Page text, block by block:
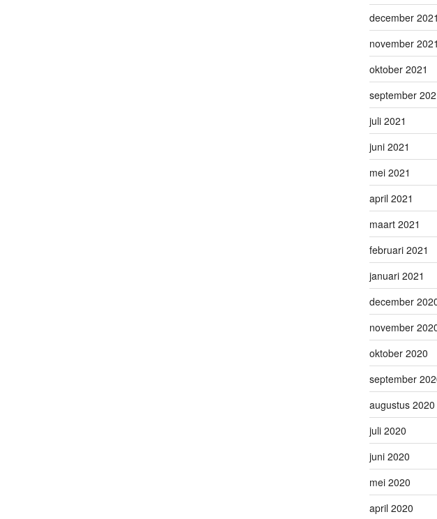
december 2021
november 2021
oktober 2021
september
juli 2021
juni 2021
mei 2021
april 2021
maart 2021
februari 2021
januari 2021
december
november
oktober 2020
september
augustus 2020
juli 2020
juni 2020
mei 2020
april 2020